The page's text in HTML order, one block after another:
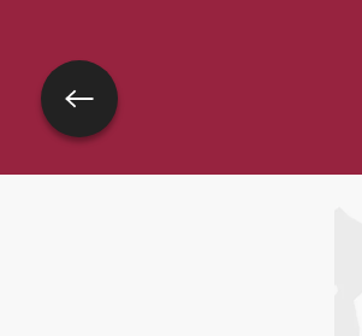
Voltar